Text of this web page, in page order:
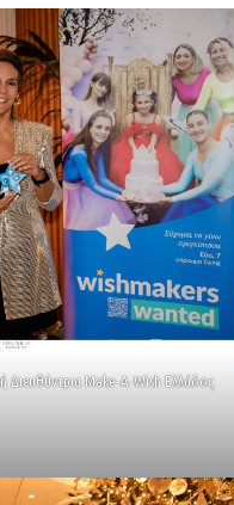
Διευθύντρια Make-A-Wish Ελλάδος